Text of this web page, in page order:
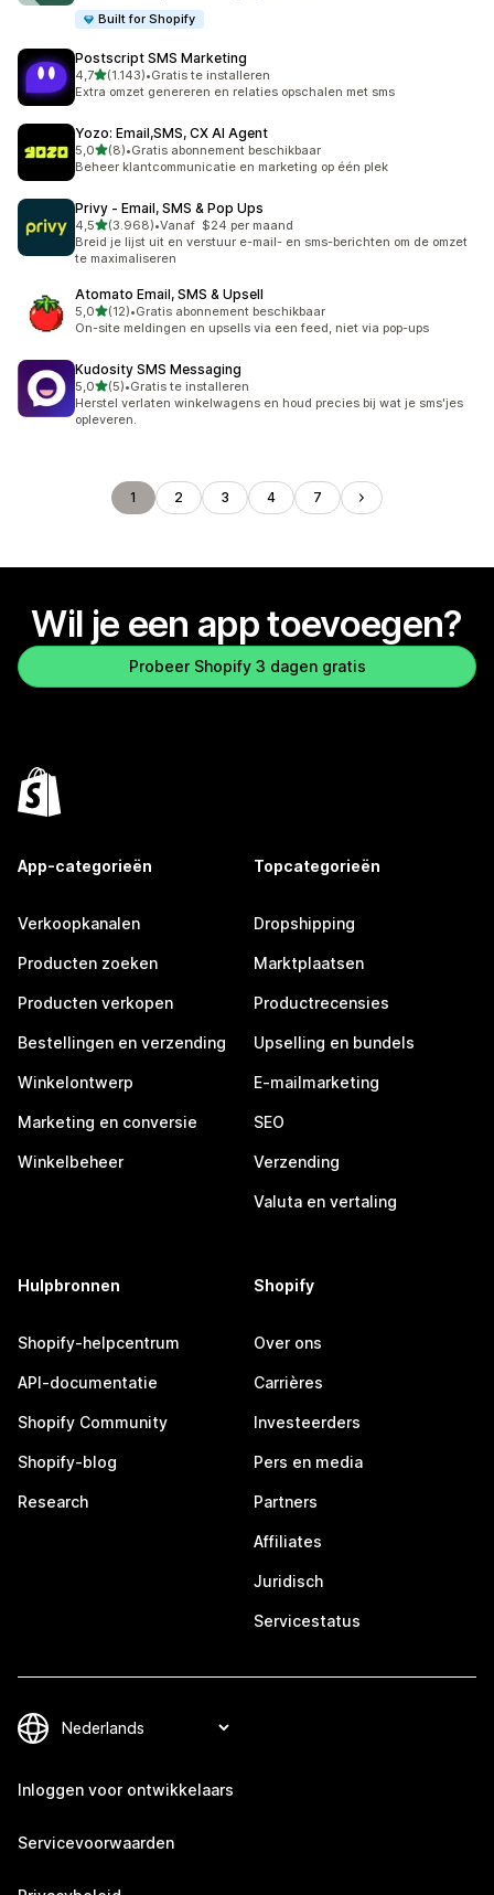
Built for Shopify
Postscript SMS Marketing
4,7van 5 sterren
(1.143)
1143 recensies in totaal
•Gratis te installeren
Extra omzet genereren en relaties opschalen met sms
Yozo: Email,SMS, CX AI Agent
5,0van 5 sterren
(8)
8 recensies in totaal
•Gratis abonnement beschikbaar
Beheer klantcommunicatie en marketing op één plek
Privy ‑ Email, SMS & Pop Ups
4,5van 5 sterren
(3.968)
3968 recensies in totaal
•Vanaf $24 per maand
Breid je lijst uit en verstuur e-mail- en sms-berichten om de omzet
te maximaliseren
Atomato Email, SMS & Upsell
5,0van 5 sterren
(12)
12 recensies in totaal
•Gratis abonnement beschikbaar
On-site meldingen en upsells via een feed, niet via pop-ups
Kudosity SMS Messaging
5,0van 5 sterren
(5)
5 recensies in totaal
•Gratis te installeren
Herstel verlaten winkelwagens en houd precies bij wat je sms'jes
opleveren.
1 2 3 4 7
Wil je een app toevoegen?
Probeer Shopify 3 dagen gratis
App-categorieën
Verkoopkanalen
Producten zoeken
Producten verkopen
Bestellingen en verzending
Winkelontwerp
Marketing en conversie
Winkelbeheer
Topcategorieën
Dropshipping
Marktplaatsen
Productrecensies
Upselling en bundels
E-mailmarketing
SEO
Verzending
Valuta en vertaling
Hulpbronnen
Shopify-helpcentrum
API-documentatie
Shopify Community
Shopify-blog
Research
Shopify
Over ons
Carrières
Investeerders
Pers en media
Partners
Affiliates
Juridisch
Servicestatus
Inloggen voor ontwikkelaars
Servicevoorwaarden